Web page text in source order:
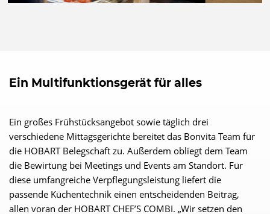
Ein Multifunktionsgerät für alles
Ein großes Frühstücksangebot sowie täglich drei
verschiedene Mittagsgerichte bereitet das Bonvita Team für
die HOBART Belegschaft zu. Außerdem obliegt dem Team
die Bewirtung bei Meetings und Events am Standort. Für
diese umfangreiche Verpflegungsleistung liefert die
passende Küchentechnik einen entscheidenden Beitrag,
allen voran der HOBART CHEF’S COMBI. „Wir setzen den